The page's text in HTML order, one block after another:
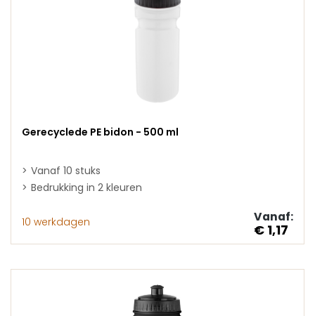
Gerecyclede PE bidon - 500 ml
Vanaf 10 stuks
Bedrukking in 2 kleuren
10 werkdagen Vanaf:
€ 1,17